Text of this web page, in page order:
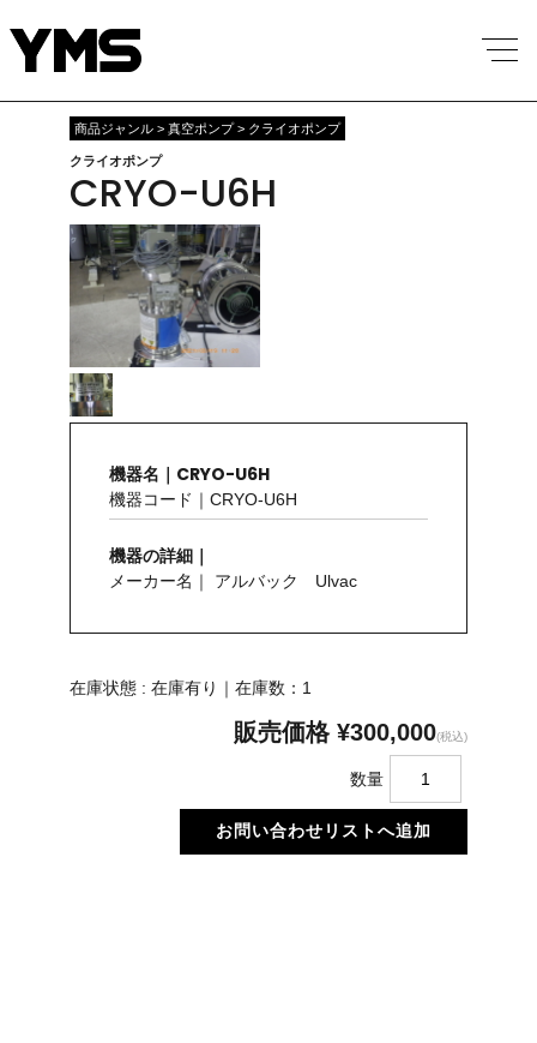
商品ジャンル > 真空ポンプ > クライオポンプ
クライオポンプ
CRYO-U6H
機器名｜CRYO-U6H
機器コード｜CRYO-U6H
機器の詳細｜
メーカー名｜ アルバック Ulvac
在庫状態 : 在庫有り｜在庫数：1
販売価格 ¥300,000(税込)
数量